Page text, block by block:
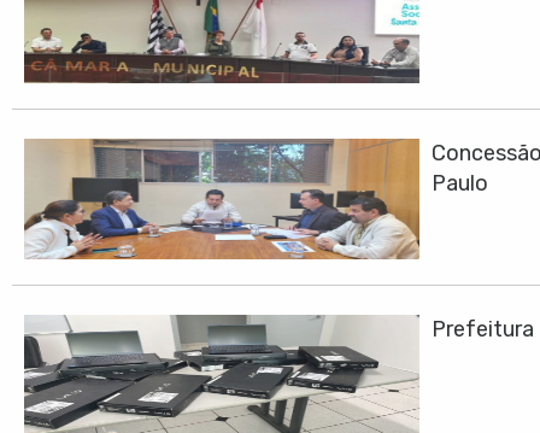
Paulo
Prefeitura